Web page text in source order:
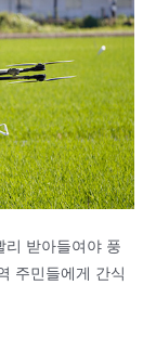
리 받아들여야 풍
주민들에게 간식